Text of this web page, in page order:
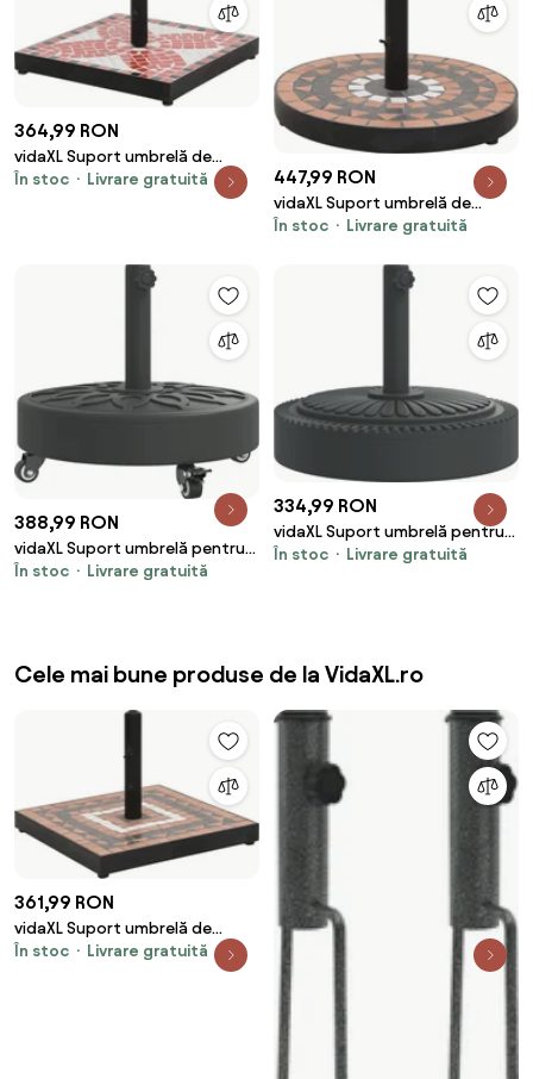
364,99 RON
vidaXL Suport umbrelă de
soare, cărămiziu și alb, pătrat,
În stoc Livrare gratuită 447,99 RON
vidaXL Suport umbrelă de
soare, cărămiziu și alb, rotund,
În stoc Livrare gratuită
388,99 RON
vidaXL Suport umbrelă pentru
stâlpi Ø38 / 48 mm, 27 kg,
În stoc Livrare gratuită
334,99 RON
vidaXL Suport umbrelă pentru
stâlpi Ø38 / 48 mm, 25 kg,
În stoc Livrare gratuită
Cele mai bune produse de la VidaXL.ro
361,99 RON
vidaXL Suport umbrelă de
soare, cărămiziu și alb, pătrat,
În stoc Livrare gratuită